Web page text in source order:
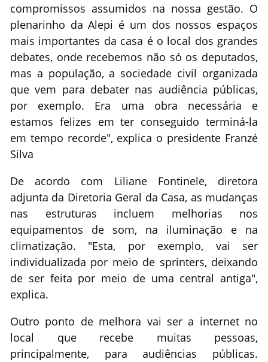
compromissos assumidos na nossa gestão. O
plenarinho da Alepi é um dos nossos espaços
mais importantes da casa é o local dos grandes
debates, onde recebemos não só os deputados,
mas a população, a sociedade civil organizada
que vem para debater nas audiência públicas,
por exemplo. Era uma obra necessária e
estamos felizes em ter conseguido terminá-la
em tempo recorde", explica o presidente Franzé
Silva
De acordo com Liliane Fontinele, diretora
adjunta da Diretoria Geral da Casa, as mudanças
nas estruturas incluem melhorias nos
equipamentos de som, na iluminação e na
climatização. "Esta, por exemplo, vai ser
individualizada por meio de sprinters, deixando
de ser feita por meio de uma central antiga",
explica.
Outro ponto de melhora vai ser a internet no
local que recebe muitas pessoas,
principalmente, para audiências públicas.